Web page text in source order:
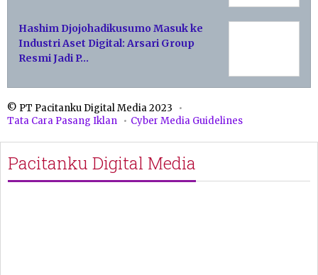
Hashim Djojohadikusumo Masuk ke
Industri Aset Digital: Arsari Group
Resmi Jadi P…
© PT Pacitanku Digital Media 2023
Tata Cara Pasang Iklan
Cyber Media Guidelines
Pacitanku Digital Media